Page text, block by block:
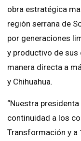
obra estratégica
región serrana de
por generaciones
y productivo de sus
manera directa a
y Chihuahua.
“Nuestra
continuidad a los
Transformación y a